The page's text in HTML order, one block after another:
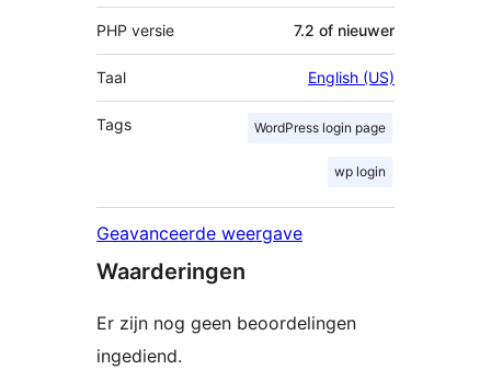
PHP versie 7.2 of nieuwer
Taal English (US)
Tags WordPress login page
wp login
Geavanceerde weergave
Waarderingen
Er zijn nog geen beoordelingen
ingediend.